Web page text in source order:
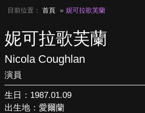
目前位置： 首頁 妮可拉歌芙蘭
妮可拉歌芙蘭
Nicola Coughlan
演員
生日：1987.01.09
出生地：愛爾蘭